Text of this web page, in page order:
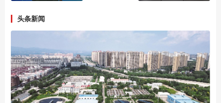
头条新闻